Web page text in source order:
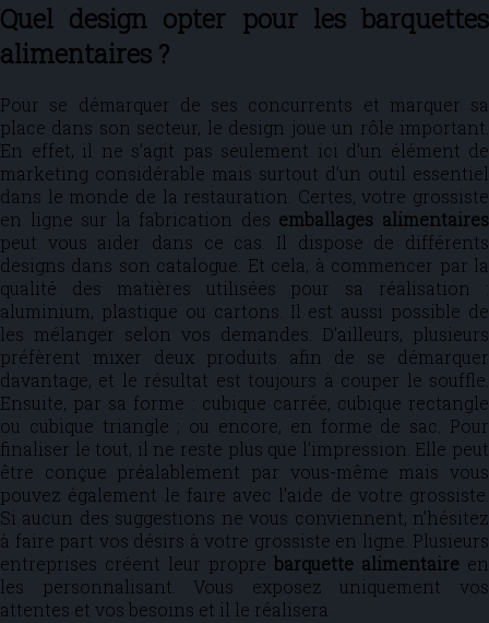
Quel design opter pour les barquettes
alimentaires ?
Pour se démarquer de ses concurrents et marquer sa
place dans son secteur, le design joue un rôle important.
En effet, il ne s’agit pas seulement ici d’un élément de
marketing considérable mais surtout d’un outil essentiel
dans le monde de la restauration. Certes, votre grossiste
en ligne sur la fabrication des emballages alimentaires
peut vous aider dans ce cas. Il dispose de différents
designs dans son catalogue. Et cela, à commencer par la
qualité des matières utilisées pour sa réalisation :
aluminium, plastique ou cartons. Il est aussi possible de
les mélanger selon vos demandes. D’ailleurs, plusieurs
préfèrent mixer deux produits afin de se démarquer
davantage, et le résultat est toujours à couper le souffle.
Ensuite, par sa forme : cubique carrée, cubique rectangle
ou cubique triangle ; ou encore, en forme de sac. Pour
finaliser le tout, il ne reste plus que l’impression. Elle peut
être conçue préalablement par vous-même mais vous
pouvez également le faire avec l’aide de votre grossiste.
Si aucun des suggestions ne vous conviennent, n’hésitez
à faire part vos désirs à votre grossiste en ligne. Plusieurs
entreprises créent leur propre barquette alimentaire en
les personnalisant. Vous exposez uniquement vos
attentes et vos besoins et il le réalisera.